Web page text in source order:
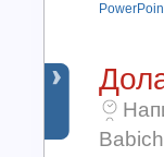
Babich